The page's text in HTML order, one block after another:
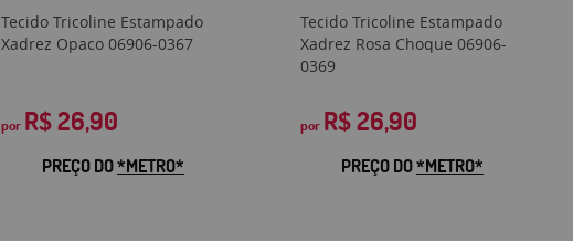
Tecido Tricoline Estampado
Xadrez Opaco 06906-0367
por R$ 26,90
PREÇO DO*METRO*
Tecido Tricoline Estampado
Xadrez Rosa Choque 06906-
0369
por R$ 26,90
PREÇO DO*METRO*